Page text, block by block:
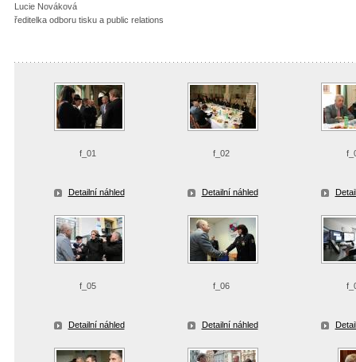
Lucie Nováková
ředitelka odboru tisku a public relations
f_01
Detailní náhled
f_02
Detailní náhled
f_05
Detailní náhled
f_06
Detailní náhled